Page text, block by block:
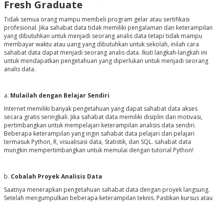
Fresh Graduate
Tidak semua orang mampu membeli program gelar atau sertifikasi
profesional. Jika sahabat data tidak memiliki pengalaman dan keterampilan
yang dibutuhkan untuk menjadi seorang analis data tetapi tidak mampu
membayar waktu atau uang yang dibutuhkan untuk sekolah, inilah cara
sahabat data dapat menjadi seorang analis data. Ikuti langkah-langkah ini
untuk mendapatkan pengetahuan yang diperlukan untuk menjadi seorang
analis data.
a. Mulailah dengan Belajar Sendiri
Internet memiliki banyak pengetahuan yang dapat sahabat data akses
secara gratis seringkali. Jika sahabat data memiliki disiplin dan motivasi,
pertimbangkan untuk mempelajari keterampilan analisis data sendiri.
Beberapa keterampilan yang ingin sahabat data pelajari dan pelajari
termasuk Python, R, visualisasi data, Statistik, dan SQL. sahabat data
mungkin mempertimbangkan untuk memulai dengan tutorial Python!
b. Cobalah Proyek Analisis Data
Saatnya menerapkan pengetahuan sahabat data dengan proyek langsung.
Setelah mengumpulkan beberapa keterampilan teknis. Pastikan kursus atau